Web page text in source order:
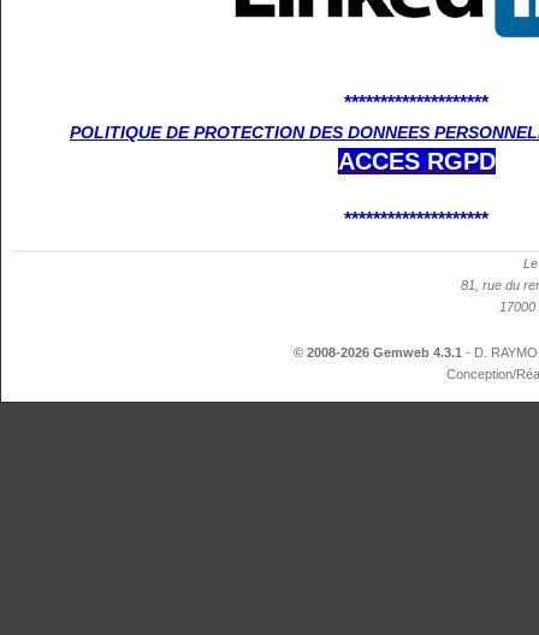
********************
POLITIQUE DE PROTECTION DES DONNEES
ACCESRGPD
********************
81, rue du
17000
© 2008-2026 Gemweb 4.3.1 - D.
Conception/